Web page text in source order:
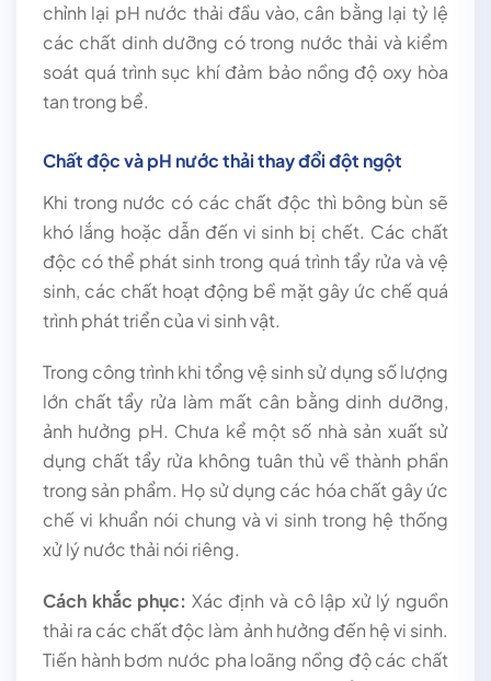
chỉnh lại pH nước thải đầu vào, cân bằng lại tỷ lệ
các chất dinh dưỡng có trong nước thải và kiểm
soát quá trình sục khí đảm bảo nồng độ oxy hòa
tan trong bể.
Chất độc và pH nước thải thay đổi đột ngột
Khi trong nước có các chất độc thì bông bùn sẽ
khó lắng hoặc dẫn đến vi sinh bị chết. Các chất
độc có thể phát sinh trong quá trình tẩy rửa và vệ
sinh, các chất hoạt động bề mặt gây ức chế quá
trình phát triển của vi sinh vật.
Trong công trình khi tổng vệ sinh sử dụng số lượng
lớn chất tẩy rửa làm mất cân bằng dinh dưỡng,
ảnh hưởng pH. Chưa kể một số nhà sản xuất sử
dụng chất tẩy rửa không tuân thủ về thành phần
trong sản phẩm. Họ sử dụng các hóa chất gây ức
chế vi khuẩn nói chung và vi sinh trong hệ thống
xử lý nước thải nói riêng.
Cách khắc phục: Xác định và cô lập xử lý nguồn
thải ra các chất độc làm ảnh hưởng đến hệ vi sinh.
Tiến hành bơm nước pha loãng nồng độ các chất